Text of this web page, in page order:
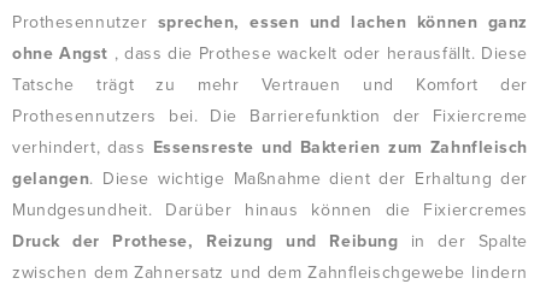
Prothesennutzer sprechen, essen und lachen können ganz
ohne Angst , dass die Prothese wackelt oder herausfällt. Diese
Tatsche trägt zu mehr Vertrauen und Komfort der
Prothesennutzers bei. Die Barrierefunktion der Fixiercreme
verhindert, dass Essensreste und Bakterien zum Zahnfleisch
gelangen. Diese wichtige Maßnahme dient der Erhaltung der
Mundgesundheit. Darüber hinaus können die Fixiercremes
Druck der Prothese, Reizung und Reibung in der Spalte
zwischen dem Zahnersatz und dem Zahnfleischgewebe lindern